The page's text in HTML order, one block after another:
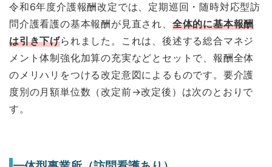
令和6年度介護報酬改定では、定期巡回・随時対応型訪
問介護看護の基本報酬が見直され、 全体的に基本報酬
は引き下げられました。これは、後述する総合マネジ
メント体制強化加算の充実などとセットで、報酬全体
のメリハリをつける改定意図によるものです。要介護
度別の月額単位数（改定前→改定後）は次のとおりで
す。